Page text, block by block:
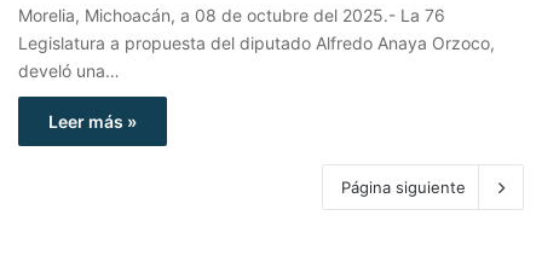
Morelia, Michoacán, a 08 de octubre del 2025.- La 76
Legislatura a propuesta del diputado Alfredo Anaya Orzoco,
develó una…
Leer más »
Página siguiente